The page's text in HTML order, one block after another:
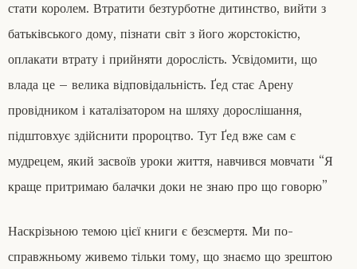
стати королем. Втратити безтурботне дитинство, вийти з
батьківського дому, пізнати світ з його жорстокістю,
оплакати втрату і прийняти дорослість. Усвідомити, що
влада це – велика відповідальність. Ґед стає Арену
провідником і каталізатором на шляху дорослішання,
підштовхує здійснити пророцтво. Тут Ґед вже сам є
мудрецем, який засвоїв уроки життя, навчився мовчати “Я
краще притримаю балачки доки не знаю про що говорю”
Наскрізьною темою цієї книги є безсмертя. Ми по-
справжньому живемо тільки тому, що знаємо що зрештою